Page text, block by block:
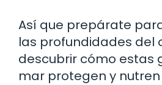
Así que prepárate
las profundidades del
descubrir cómo estas
mar protegen y nutren